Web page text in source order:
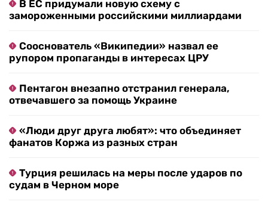
В ЕС придумали новую схему с
замороженными российскими миллиардами
Сооснователь «Википедии» назвал ее
рупором пропаганды в интересах ЦРУ
Пентагон внезапно отстранил генерала,
отвечавшего за помощь Украине
«Люди друг друга любят»: что объединяет
фанатов Коржа из разных стран
Турция решилась на меры после ударов по
судам в Черном море